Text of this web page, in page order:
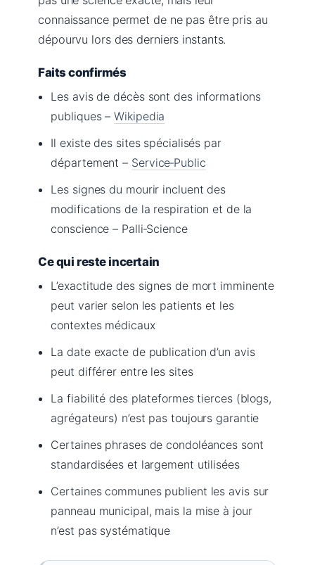
connaissance permet de ne pas être pris au
dépourvu lors des derniers instants.
Faits confirmés
Les avis de décès sont des informations
publiques –Wikipedia
Il existe des sites spécialisés par
département – Service‑Public
Les signes du mourir incluent des
modifications de la respiration et de la
conscience – Palli‑Science
Ce qui reste incertain
L’exactitude des signes de mort imminente
peut varier selon les patients et les
contextes médicaux
La date exacte de publication d’un avis
peut différer entre les sites
La fiabilité des plateformes tierces (blogs,
agrégateurs) n’est pas toujours garantie
Certaines phrases de condoléances sont
standardisées et largement utilisées
Certaines communes publient les avis sur
panneau municipal, mais la mise à jour
n’est pas systématique